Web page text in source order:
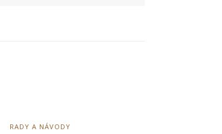
RADY A NÁVODY